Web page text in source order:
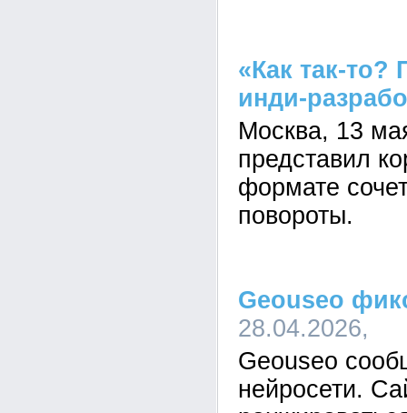
«Как так-то?
инди-
Москва, 13
представил
формате
повороты.
Geouseo
28.04.2026,
Geouseo
нейросети.